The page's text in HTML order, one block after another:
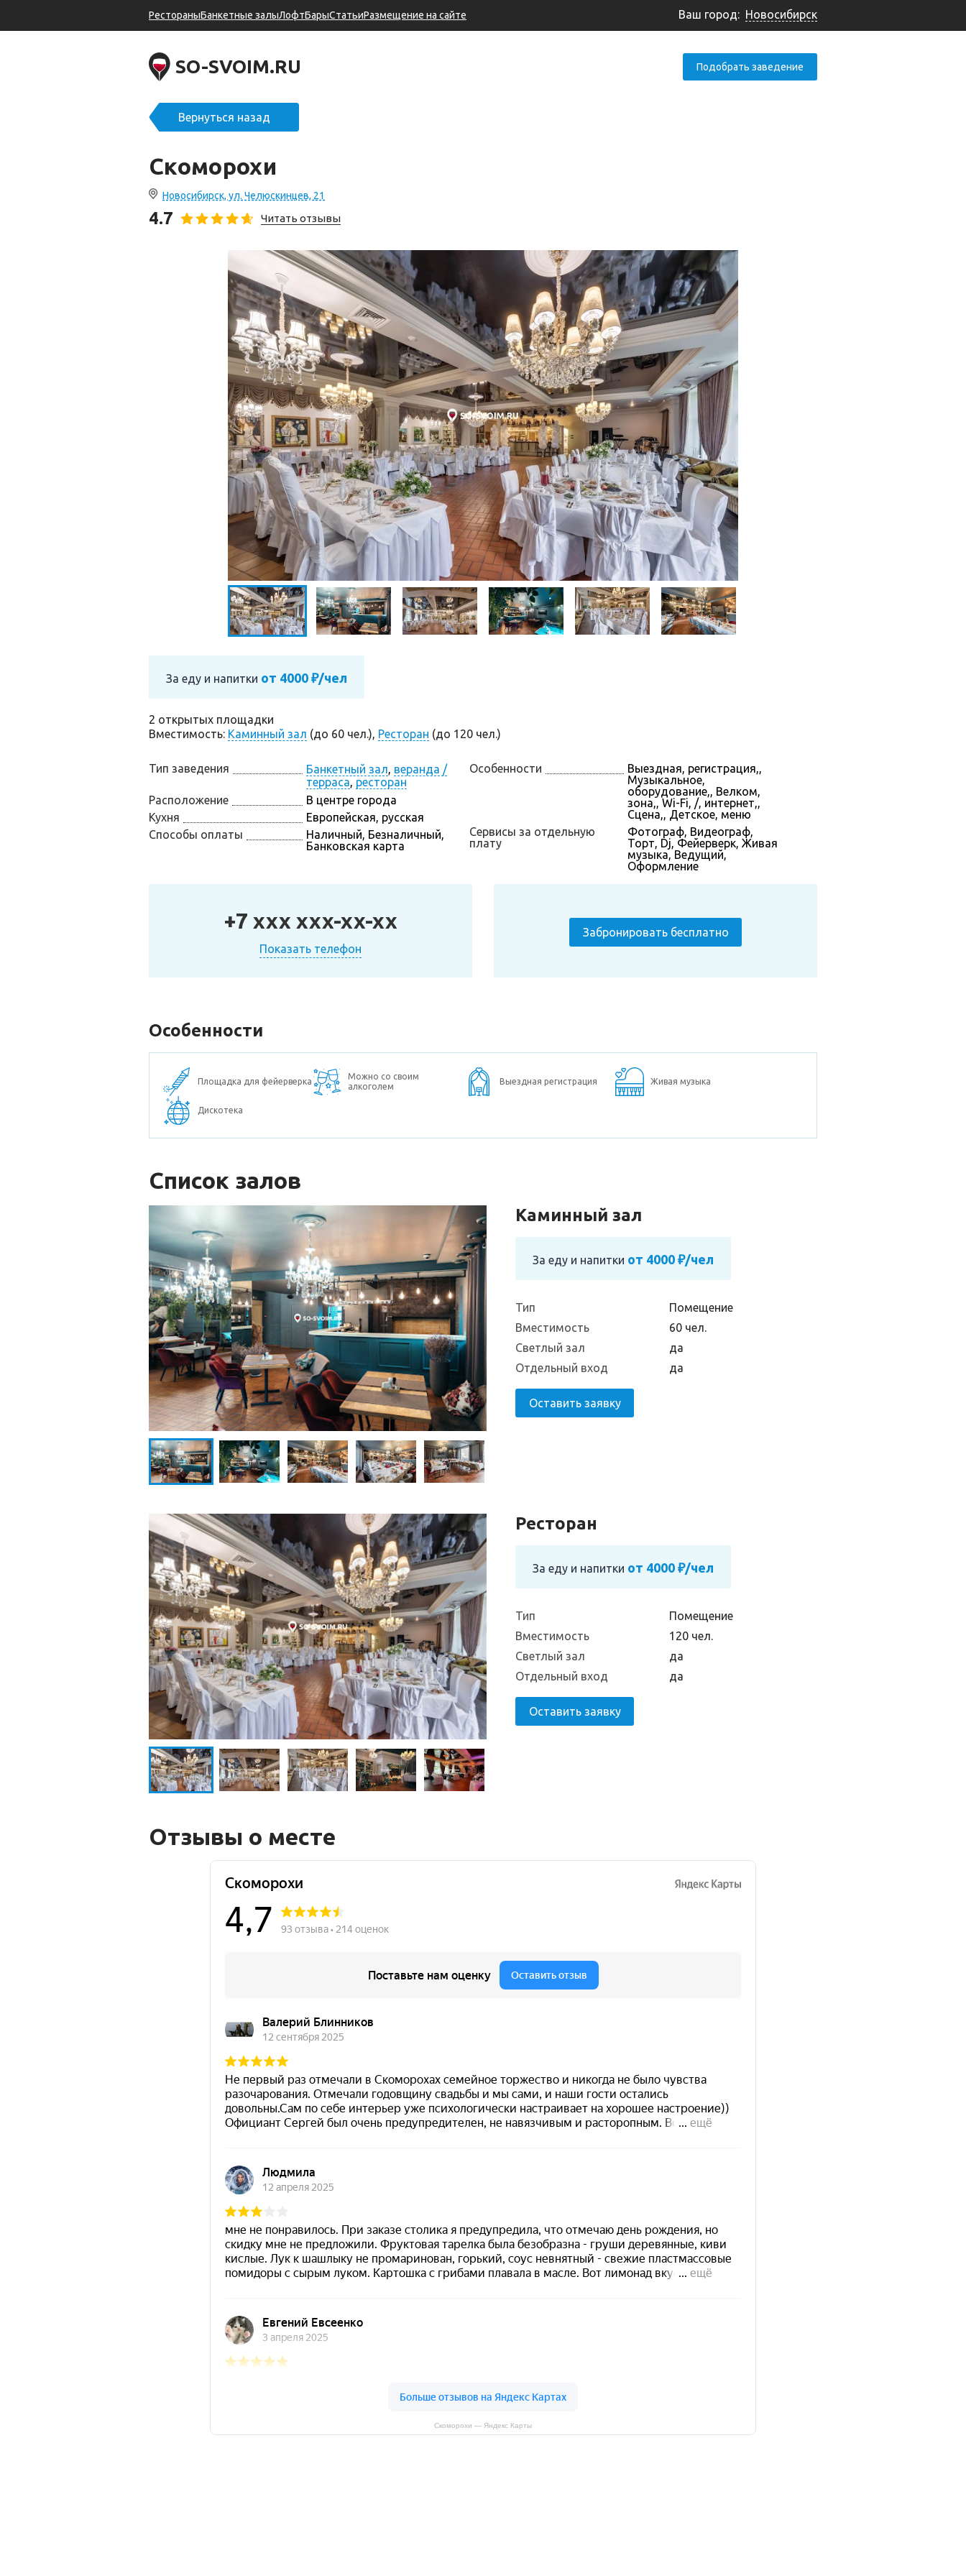
РестораныБанкетные залыЛофтБарыСтатьиРазмещение на сайте Ваш город: Новосибирск
SO-SVOIM.RU Подобрать заведение
Вернуться назад
Скоморохи
Новосибирск, ул. Челюскинцев, 21
4.7 Читать отзывы
За еду и напитки от 4000 ₽/чел
2 открытых площадки
Вместимость: Каминный зал (до 60 чел.), Ресторан (до 120 чел.)
Тип заведения Банкетный зал, веранда /
терраса, ресторан
Расположение
В центре города
Кухня
Европейская, русская
Способы оплаты
Наличный, Безналичный,
Банковская карта
Особенности
Выездная, регистрация,,
Музыкальное,
оборудование,, Велком,
зона,, Wi-Fi, /, интернет,,
Сцена,, Детское, меню
Сервисы за отдельную
плату
Фотограф, Видеограф,
Торт, Dj, Фейерверк, Живая
музыка, Ведущий,
Оформление
+7 xxx xxx-xx-xx
Показать телефон
Забронировать бесплатно
Особенности
Площадка для фейерверка
Можно со своим
алкоголем
Выездная регистрация Живая музыка
Дискотека
Список залов
Каминный зал
За еду и напитки от 4000 ₽/чел
Тип
Помещение
Вместимость
60 чел.
Светлый зал
да
Отдельный вход
да
Оставить заявку
Ресторан
За еду и напитки от 4000 ₽/чел
Тип
Помещение
Вместимость
120 чел.
Светлый зал
да
Отдельный вход
да
Оставить заявку
Отзывы о месте
Скоморохи — Яндекс Карты